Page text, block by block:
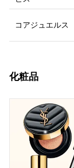
コアジュエルス
化粧品